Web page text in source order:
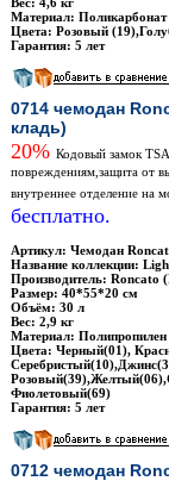
Материал: Поликарбонат
Цвета: Розовый
Гарантия: 5 лет
0714 чемодан
кладь)
20% Кодовый замок
повреждениям,защита от
внутреннее отделение на
бесплатно.
Артикул: Чемодан
Название коллекции:
Производитель: Roncato
Размер: 40*55*20 см
Объём: 30 л
Вес: 2,9 кг
Материал: Полипропилен
Цвета: Черный(01),
Фиолетовый(69)
Гарантия: 5 лет
0712 чемодан